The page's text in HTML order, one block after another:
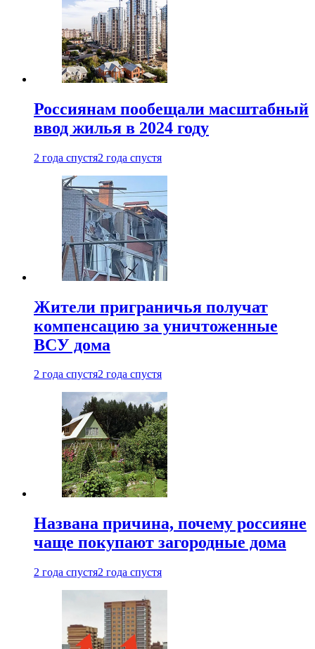
Россиянам пообещали масштабный
ввод жилья в 2024 году
2 года спустя2 года спустя
Жители приграничья получат
компенсацию за уничтоженные
ВСУ дома
2 года спустя2 года спустя
Названа причина, почему россияне
чаще покупают загородные дома
2 года спустя2 года спустя